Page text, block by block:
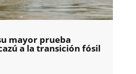
mayor prueba
a la transición fósil